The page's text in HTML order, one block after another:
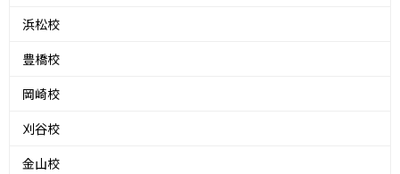
浜松校
豊橋校
岡崎校
刈谷校
金山校